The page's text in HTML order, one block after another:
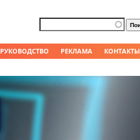
РУКОВОДСТВО РЕКЛАМА КОНТАКТЫ
Форма поиска
Поиск